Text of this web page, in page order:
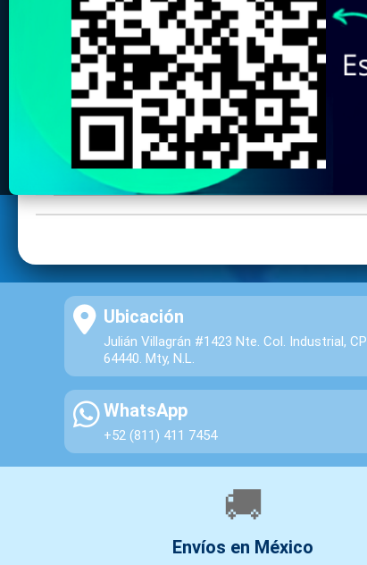
Buscar Limpiar
Ubicación
Julián Villagrán #1423 Nte. Col. Industrial, CP
64440. Mty, N.L.
WhatsApp
+52 (811) 411 7454
🚚
Envíos en México